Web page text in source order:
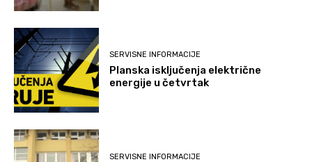
SERVISNE INFORMACIJE
Planska isključenja električne
energije u četvrtak
SERVISNE INFORMACIJE